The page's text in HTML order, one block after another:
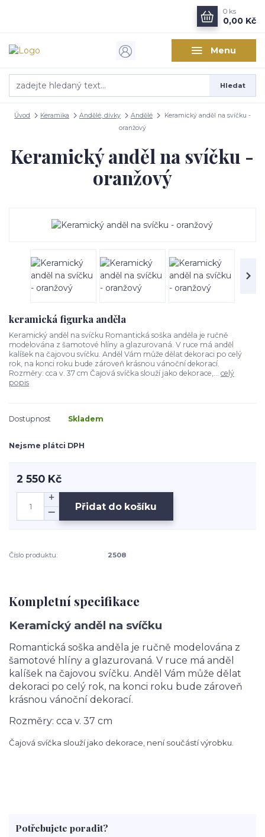
Menu
Hledat
0 ks
0,00 Kč
Úvod Keramika Andělé, dívky Andělé
Keramický anděl na svíčku -
oranžový
Keramický anděl na svíčku -
oranžový
keramická figurka anděla
Keramický anděl na svíčku Romantická soška anděla je ručně
modelována z šamotové hlíny a glazurovaná. V ruce má anděl
kalíšek na čajovou svíčku. Anděl Vám může dělat dekoraci po celý
rok, na konci roku bude zároveň krásnou vánoční dekorací.
Rozměry: cca v. 37 cm Čajová svíčka slouží jako dekorace,... celý
popis
Dostupnost Skladem
Nejsme plátci DPH
2 550 Kč
Přidat do košíku
Číslo produktu: 2508
Kompletní specifikace
Keramický anděl na svíčku
Romantická soška anděla je ručně modelována z
šamotové hlíny a glazurovaná. V ruce má anděl
kalíšek na čajovou svíčku. Anděl Vám může dělat
dekoraci po celý rok, na konci roku bude zároveň
krásnou vánoční dekorací.
Rozměry: cca v. 37 cm
Čajová svíčka slouží jako dekorace, není součástí výrobku.
Potřebujete poradit?